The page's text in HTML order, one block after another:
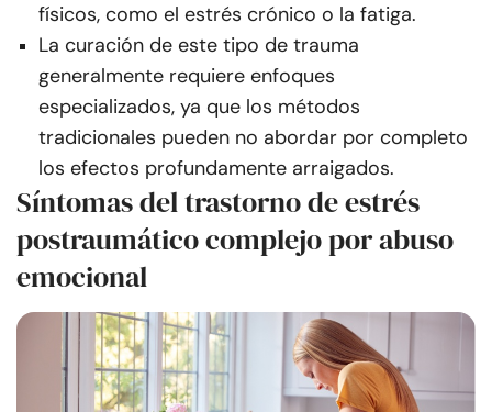
físicos, como el estrés crónico o la fatiga.
La curación de este tipo de trauma
generalmente requiere enfoques
especializados, ya que los métodos
tradicionales pueden no abordar por completo
los efectos profundamente arraigados.
Síntomas del trastorno de estrés
postraumático complejo por abuso
emocional